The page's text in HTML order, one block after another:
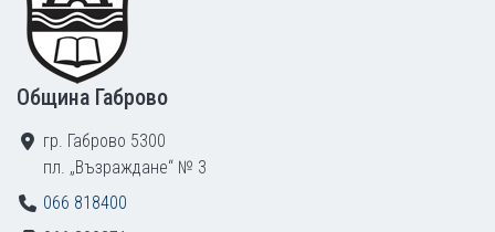
Община Габрово
гр. Габрово 5300
пл. „Възраждане“ № 3
066 818400